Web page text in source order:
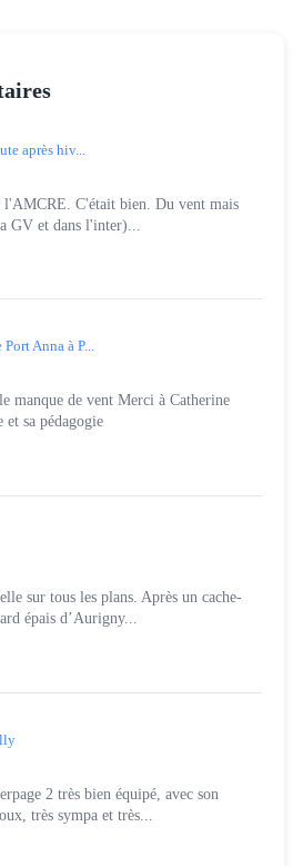
après hiv...
l'AMCRE. C'était bien. Du vent mais
GV et dans l'inter)...
Anna à P...
manque de vent Merci à Catherine
et sa pédagogie
sur tous les plans. Après un cache-
épais d’Aurigny...
2 très bien équipé, avec son
très sympa et très...